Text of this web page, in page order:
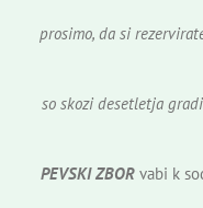
prosimo, da si
so skozi desetletja
PEVSKI ZBORvabi k